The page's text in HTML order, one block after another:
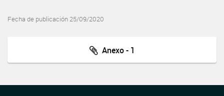
Fecha de publicación 25/09/2020
Anexo - 1